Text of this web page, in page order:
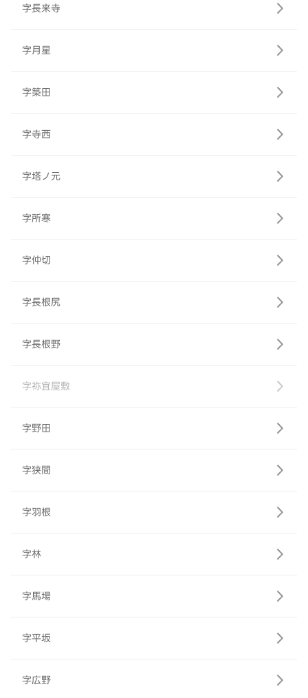
字長来寺
字月星
字築田
字寺西
字塔ノ元
字所寒
字仲切
字長根尻
字長根野
字祢宜屋敷
字野田
字狭間
字羽根
字林
字馬場
字平坂
字広野